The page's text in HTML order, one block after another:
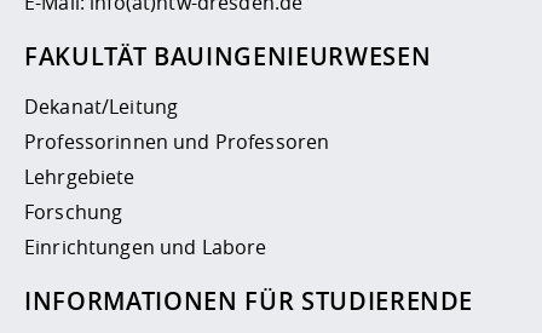
FAKULTÄT BAUINGENIEURWESEN
Dekanat/Leitung
Professorinnen und Professoren
Lehrgebiete
Forschung
Einrichtungen und Labore
INFORMATIONEN FÜR STUDIERENDE